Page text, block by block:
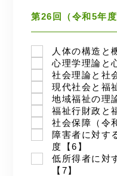
第26回（令和5年度
人体の構造と
心理学理論と
社会理論と社
現代社会と福
地域福祉の理
福祉行財政と
社会保障（令
障害者に対す
度【6】
低所得者に対
【7】